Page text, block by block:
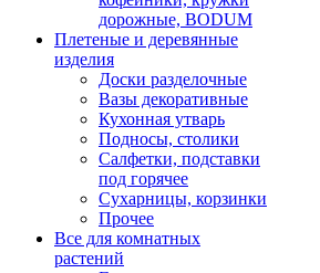
дорожные, BODUM
Плетеные и деревянные
изделия
Доски разделочные
Вазы декоративные
Кухонная утварь
Подносы, столики
Салфетки, подставки
под горячее
Сухарницы, корзинки
Прочее
Все для комнатных
растений